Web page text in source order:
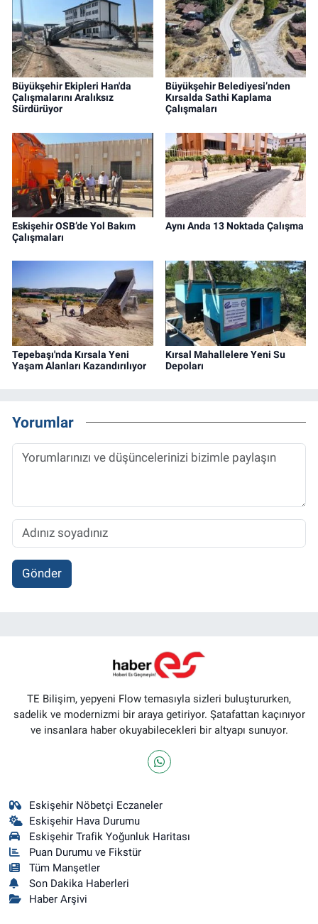
Büyükşehir Ekipleri Han'da
Çalışmalarını Aralıksız
Sürdürüyor
Büyükşehir Belediyesi’nden
Kırsalda Sathi Kaplama
Çalışmaları
Eskişehir OSB’de Yol Bakım
Çalışmaları
Aynı Anda 13 Noktada Çalışma
Tepebaşı'nda Kırsala Yeni
Yaşam Alanları Kazandırılıyor
Kırsal Mahallelere Yeni Su
Depoları
Yorumlar
Gönder
TE Bilişim, yepyeni Flow temasıyla sizleri buluştururken,
sadelik ve modernizmi bir araya getiriyor. Şatafattan kaçınıyor
ve insanlara haber okuyabilecekleri bir altyapı sunuyor.
Eskişehir Nöbetçi Eczaneler
Eskişehir Hava Durumu
Eskişehir Trafik Yoğunluk Haritası
Puan Durumu ve Fikstür
Tüm Manşetler
Son Dakika Haberleri
Haber Arşivi